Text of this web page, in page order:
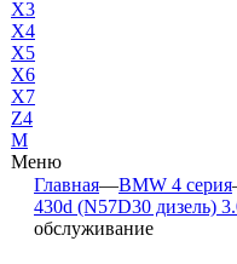
X3
X4
X5
X6
X7
Z4
М
Меню
Главная—BMW 4 серия
430d (N57D30 дизель)
обслуживание